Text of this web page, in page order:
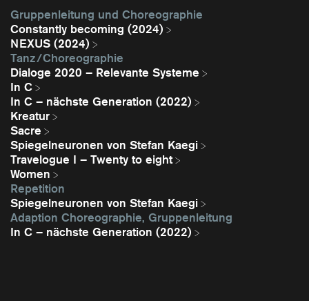
Gruppenleitung und Choreographie
Constantly becoming (2024)
NEXUS (2024)
Tanz / Choreographie
Dialoge 2020 – Relevante Systeme
In C
In C – nächste Generation (2022)
Kreatur
Sacre
Spiegelneuronen von Stefan Kaegi
Travelogue I – Twenty to eight
Women
Repetition
Spiegelneuronen von Stefan Kaegi
Adaption Choreographie, Gruppenleitung
In C – nächste Generation (2022)